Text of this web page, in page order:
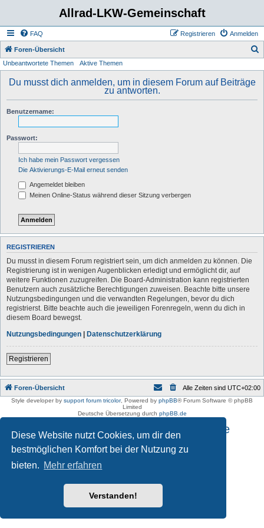
Diese Website nutzt Cookies, um dir den
bestmöglichen Komfort bei der Nutzung zu
bieten. Mehr erfahren
Verstanden!
Allrad-LKW-Gemeinschaft
FAQ Anmelden
Registrieren
Foren-Übersicht
Unbeantwortete Themen Aktive Themen
Du musst dich anmelden, um in diesem Forum auf Beiträge
zu antworten.
Benutzername:
Passwort:
Ich habe mein Passwort vergessen
Die Aktivierungs-E-Mail erneut senden
Angemeldet bleiben
Meinen Online-Status während dieser Sitzung verbergen
REGISTRIEREN
Du musst in diesem Forum registriert sein, um dich anmelden zu können. Die
Registrierung ist in wenigen Augenblicken erledigt und ermöglicht dir, auf
weitere Funktionen zuzugreifen. Die Board-Administration kann registrierten
Benutzern auch zusätzliche Berechtigungen zuweisen. Beachte bitte unsere
Nutzungsbedingungen und die verwandten Regelungen, bevor du dich
registrierst. Bitte beachte auch die jeweiligen Forenregeln, wenn du dich in
diesem Board bewegst.
Nutzungsbedingungen | Datenschutzerklärung
Registrieren
Foren-Übersicht Alle Zeiten sind UTC+02:00
Style developer by support forum tricolor, Powered by phpBB® Forum Software © phpBB
Limited
Deutsche Übersetzung durch phpBB.de
Impressum und Datenschutzhinweise